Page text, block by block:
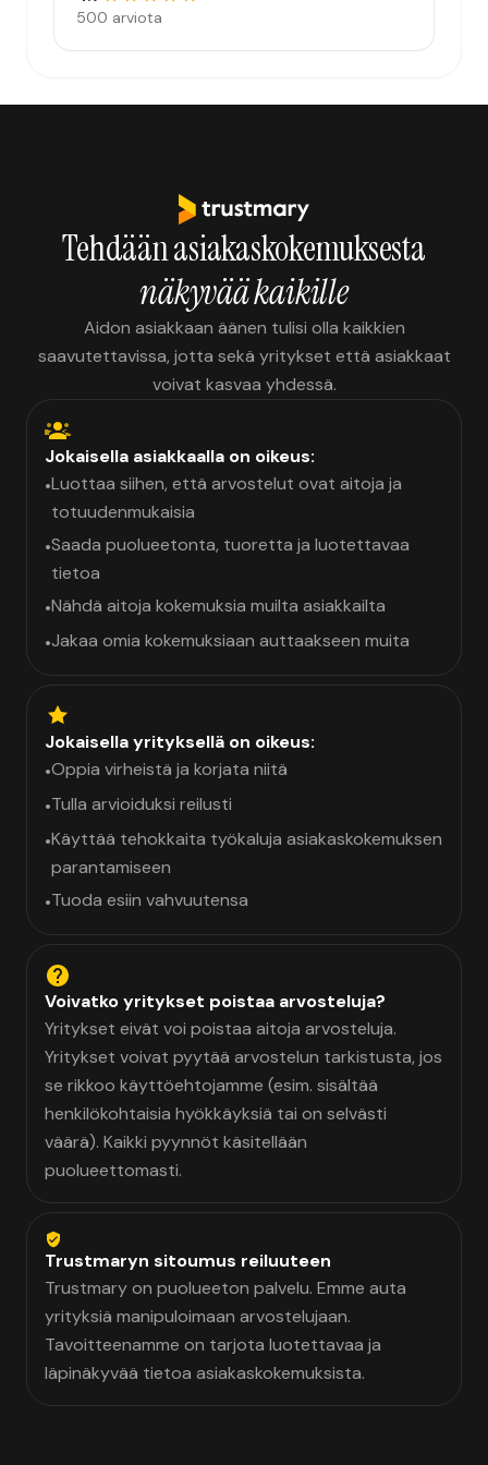
500 arviota
Tehdään asiakaskokemuksesta
näkyvää kaikille
Aidon asiakkaan äänen tulisi olla kaikkien
saavutettavissa, jotta sekä yritykset että asiakkaat
voivat kasvaa yhdessä.
Jokaisella asiakkaalla on oikeus:
•Luottaa siihen, että arvostelut ovat aitoja ja
totuudenmukaisia
•Saada puolueetonta, tuoretta ja luotettavaa
tietoa
•Nähdä aitoja kokemuksia muilta asiakkailta
•Jakaa omia kokemuksiaan auttaakseen muita
Jokaisella yrityksellä on oikeus:
•Oppia virheistä ja korjata niitä
•Tulla arvioiduksi reilusti
•Käyttää tehokkaita työkaluja asiakaskokemuksen
parantamiseen
•Tuoda esiin vahvuutensa
Voivatko yritykset poistaa arvosteluja?
Yritykset eivät voi poistaa aitoja arvosteluja.
Yritykset voivat pyytää arvostelun tarkistusta, jos
se rikkoo käyttöehtojamme (esim. sisältää
henkilökohtaisia hyökkäyksiä tai on selvästi
väärä). Kaikki pyynnöt käsitellään
puolueettomasti.
Trustmaryn sitoumus reiluuteen
Trustmary on puolueeton palvelu. Emme auta
yrityksiä manipuloimaan arvostelujaan.
Tavoitteenamme on tarjota luotettavaa ja
läpinäkyvää tietoa asiakaskokemuksista.